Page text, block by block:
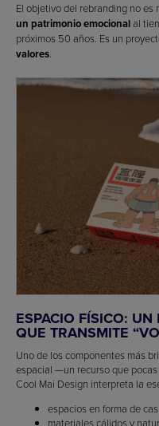
El objetivo del rebranding no es
un patrimonio emocionalal
próximos 50 años. Es un
valores.
ESPACIO FÍSICO:
QUE TRANSMITE
Uno de los componentes más
espacial —un recurso que
Cool Mai Design interpreta la
espacios en forma de
materiales cálidos y